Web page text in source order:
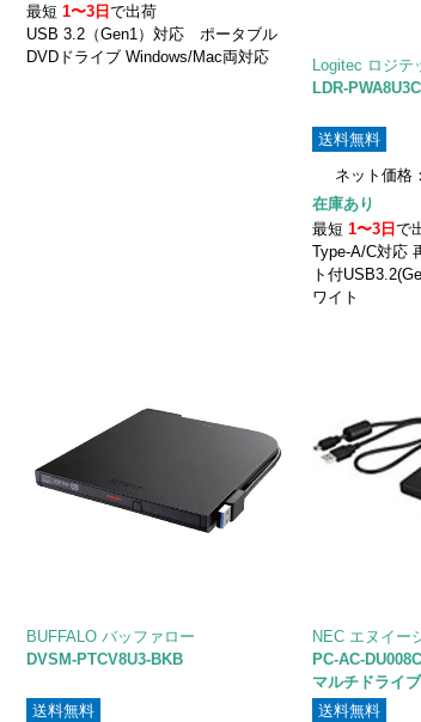
最短1〜3日で出荷
USB 3.2（Gen1）対応 ポータブル
DVDドライブ Windows/Mac両対応
Logitec ロジテ
LDR-
送料無料
ネット価格：
在庫あり
最短1〜3日で
Type-A/C対応
ト付
ワイト
BUFFALO バッファロー
DVSM-PTCV8U3-BKB
送料無料
NEC エヌイー
PC-AC-
マルチドライブ
送料無料